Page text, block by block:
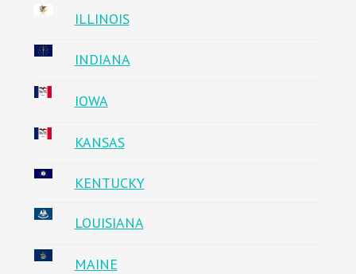
ILLINOIS
INDIANA
IOWA
KANSAS
KENTUCKY
LOUISIANA
MAINE